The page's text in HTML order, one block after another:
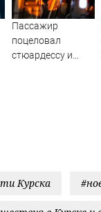
Пассажир
поцеловал
стюардессу и
Курска